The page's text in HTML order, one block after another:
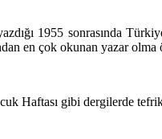
1955 sonrasında
en çok okunan yazar
Haftası gibi dergilerde